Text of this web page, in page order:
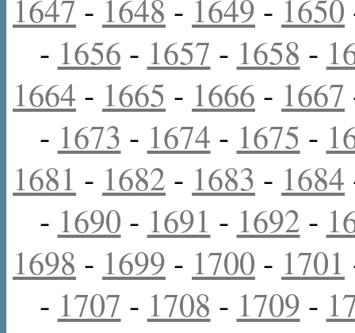
1647 - 1648 - 1649 - 1650
- 1656 - 1657 - 1658 -
1664 - 1665 - 1666 - 1667
- 1673 - 1674 - 1675 -
1681 - 1682 - 1683 - 1684
- 1690 - 1691 - 1692 -
1698 - 1699 - 1700 - 1701
- 1707 - 1708 - 1709 -